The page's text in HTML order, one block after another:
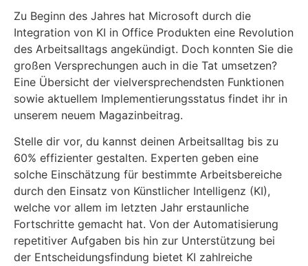
Zu Beginn des Jahres hat Microsoft durch die
Integration von KI in Office Produkten eine Revolution
des Arbeitsalltags angekündigt. Doch konnten Sie die
großen Versprechungen auch in die Tat umsetzen?
Eine Übersicht der vielversprechendsten Funktionen
sowie aktuellem Implementierungsstatus findet ihr in
unserem neuem Magazinbeitrag.
Stelle dir vor, du kannst deinen Arbeitsalltag bis zu
60% effizienter gestalten. Experten geben eine
solche Einschätzung für bestimmte Arbeitsbereiche
durch den Einsatz von Künstlicher Intelligenz (KI),
welche vor allem im letzten Jahr erstaunliche
Fortschritte gemacht hat. Von der Automatisierung
repetitiver Aufgaben bis hin zur Unterstützung bei
der Entscheidungsfindung bietet KI zahlreiche